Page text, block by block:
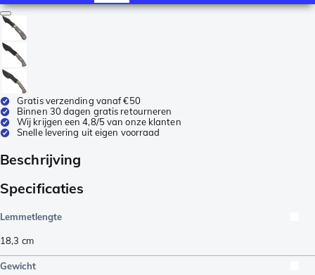
Gratis verzending vanaf €50
Binnen 30 dagen gratis retourneren
Wij krijgen een 4,8/5 van onze klanten
Snelle levering uit eigen voorraad
Beschrijving
Specificaties
Lemmetlengte
18,3 cm
Gewicht